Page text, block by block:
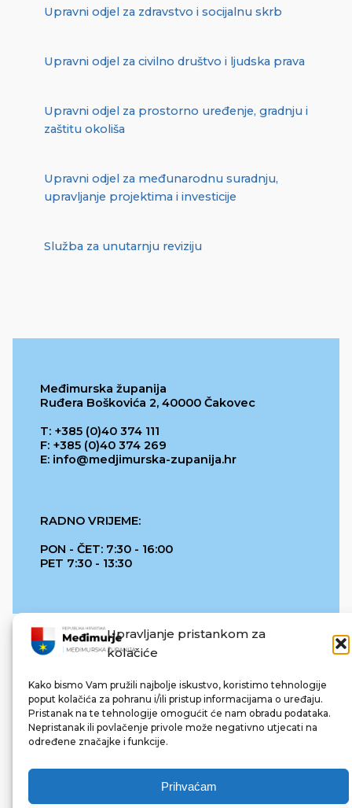
Upravljanje pristankom za
kolačiće
Kako bismo Vam pružili najbolje iskustvo, koristimo tehnologije
poput kolačića za pohranu i/ili pristup informacijama o uređaju.
Pristanak na te tehnologije omogućit će nam obradu podataka.
Nepristanak ili povlačenje privole može negativno utjecati na
određene značajke i funkcije.
Prihvaćam
Upravni odjel za zdravstvo i socijalnu skrb
Upravni odjel za civilno društvo i ljudska prava
Upravni odjel za prostorno uređenje, gradnju i
zaštitu okoliša
Upravni odjel za međunarodnu suradnju,
upravljanje projektima i investicije
Služba za unutarnju reviziju
Međimurska županija
Ruđera Boškovića 2, 40000 Čakovec
T: +385 (0)40 374 111
F: +385 (0)40 374 269
E: info@medjimurska-zupanija.hr
RADNO VRIJEME:
PON - ČET: 7:30 - 16:00
PET 7:30 - 13:30
REPUBLIKA HRVATSKA